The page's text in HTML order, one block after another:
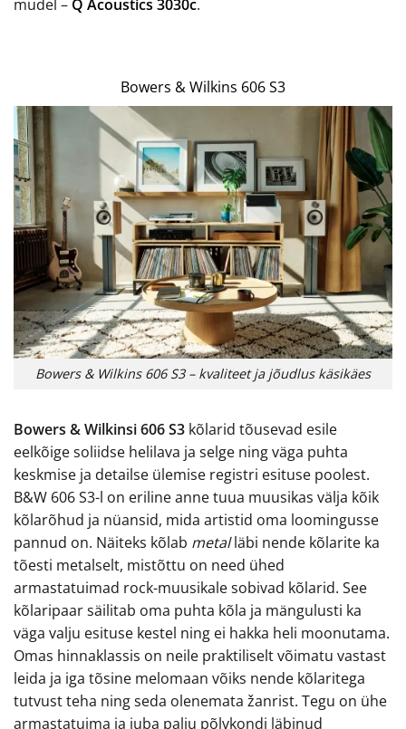
mudel – Q Acoustics 3030c.
Bowers & Wilkins 606 S3
Bowers & Wilkins 606 S3 – kvaliteet ja jõudlus käsikäes
Bowers & Wilkinsi 606 S3 kõlarid tõusevad esile
eelkõige soliidse helilava ja selge ning väga puhta
keskmise ja detailse ülemise registri esituse poolest.
B&W 606 S3-l on eriline anne tuua muusikas välja kõik
kõlarõhud ja nüansid, mida artistid oma loomingusse
pannud on. Näiteks kõlab metalläbi nende kõlarite ka
tõesti metalselt, mistõttu on need ühed
armastatuimad rock-muusikale sobivad kõlarid. See
kõlaripaar säilitab oma puhta kõla ja mängulusti ka
väga valju esituse kestel ning ei hakka heli moonutama.
Omas hinnaklassis on neile praktiliselt võimatu vastast
leida ja iga tõsine melomaan võiks nende kõlaritega
tutvust teha ning seda olenemata žanrist. Tegu on ühe
armastatuima ja juba palju põlvkondi läbinud